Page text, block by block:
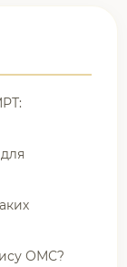
ОМС?